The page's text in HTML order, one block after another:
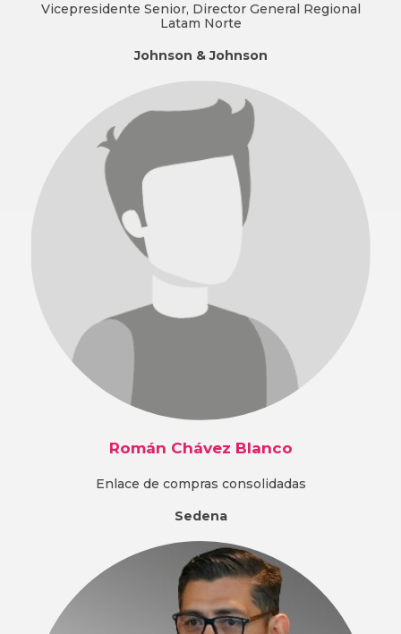
Vicepresidente Senior, Director General Regional
Latam Norte
Johnson & Johnson
Román Chávez Blanco
Enlace de compras consolidadas
Sedena